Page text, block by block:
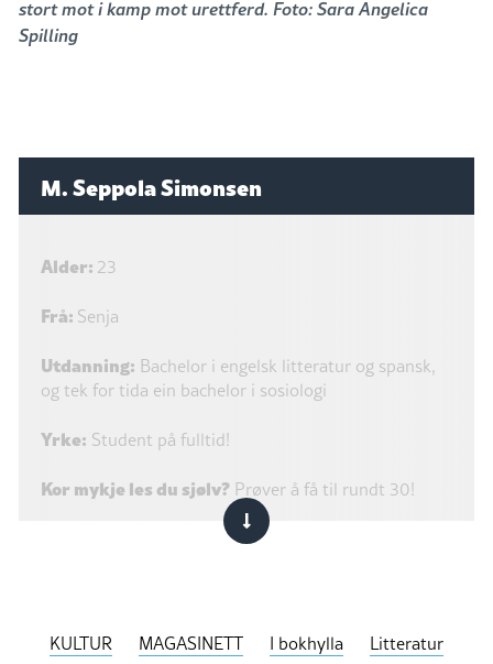
stort mot i kamp mot urettferd. Foto: Sara Angelica
Spilling
M. Seppola Simonsen
Alder: 23
Frå: Senja
Utdanning: Bachelor i engelsk litteratur og spansk,
og tek for tida ein bachelor i sosiologi
Yrke: Student på fulltid!
Kor mykje les du sjølv? Prøver å få til rundt 30!
KULTUR MAGASINETT I bokhylla Litteratur